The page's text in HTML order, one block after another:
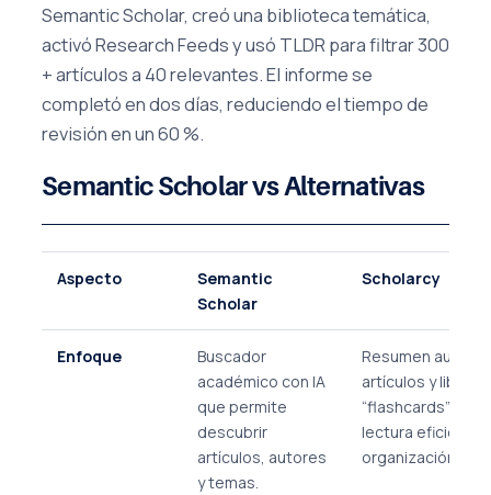
Semantic Scholar, creó una biblioteca temática,
activó Research Feeds y usó TLDR para filtrar 300
+ artículos a 40 relevantes. El informe se
completó en dos días, reduciendo el tiempo de
revisión en un 60 %.
Semantic Scholar vs Alternativas
Aspecto
Semantic
Scholar
Scholarcy
Enfoque
Buscador
académico con IA
que permite
descubrir
artículos, autores
y temas.
Resumen
artículos y libros
“flashcards”
lectura eficiente
organización.